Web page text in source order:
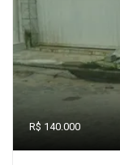
R$ 140.000